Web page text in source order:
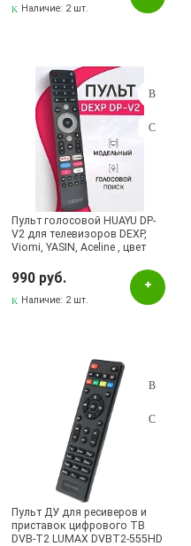
Наличие: 2 шт.
Пульт голосовой HUAYU DP-
V2 для телевизоров DЕXP,
Viomi, YASIN, Aceline , цвет
990 руб.
Наличие: 2 шт.
Пульт ДУ для ресиверов и
приставок цифрового ТВ
DVB-T2 LUMAX DVBT2-555HD